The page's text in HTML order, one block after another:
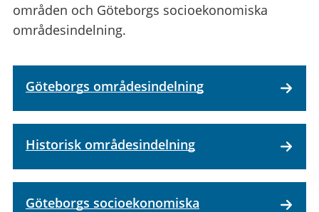
områden och Göteborgs socioekonomiska
områdesindelning.
Göteborgs områdesindelning
Historisk områdesindelning
Göteborgs socioekonomiska